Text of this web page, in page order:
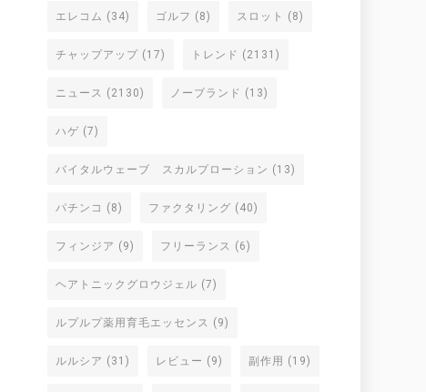
エレコム (34) ゴルフ (8) スロット (8)
チャップアップ (17) トレンド (2131)
ニュース (2130) ノーブランド (13)
ハゲ (7)
バイタルウェーブ スカルプローション (13)
パチンコ (8) ファクタリング (40)
フィンジア (9) フリーランス (6)
ヘアトニックグロウジェル (7)
ルプルプ薬用育毛エッセンス (9)
ルルシア (31) レビュー (9) 副作用 (19)